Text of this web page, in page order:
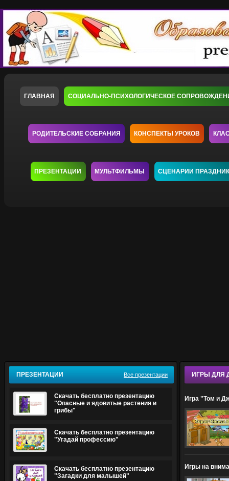
ГЛАВНАЯ СОЦИАЛЬНО-ПСИХОЛОГИЧЕСКОЕ
РОДИТЕЛЬСКИЕ СОБРАНИЯ КОНСПЕКТЫ УРОКОВ
ПРЕЗЕНТАЦИИ МУЛЬТФИЛЬМЫ СЦЕНАРИИ
ПРЕЗЕНТАЦИИ Все презентации
Скачать бесплатно презентацию
"Опасные и ядовитые растения и
грибы"
Скачать бесплатно презентацию
"Угадай профессию"
Скачать бесплатно презентацию
"Загадки для малышей"
ИГРЫ ДЛЯ
Игра "Том и
Игры на